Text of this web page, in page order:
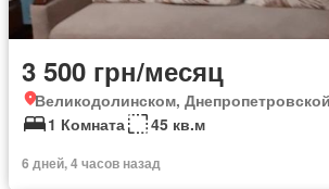
3 500 грн/месяц
Великодолинском,
1 Комната
45 кв.м
6 дней, 4 часов назад